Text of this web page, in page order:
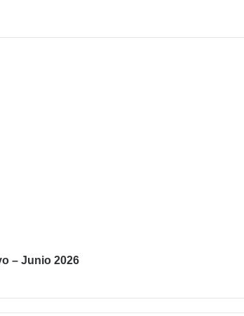
– Junio 2026